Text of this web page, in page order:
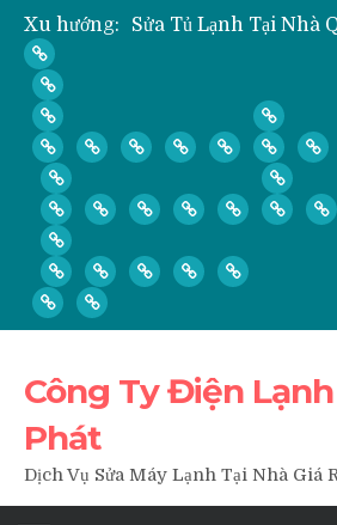
Xu hướng:
Dịch Vụ Sửa Tủ Lạnh
Công Ty Điện
Phát
Dịch Vụ Sửa Máy Lạnh Tại Nhà Giá